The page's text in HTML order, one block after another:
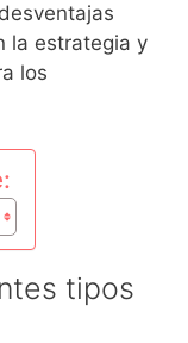
la estrategia y
los
tipos